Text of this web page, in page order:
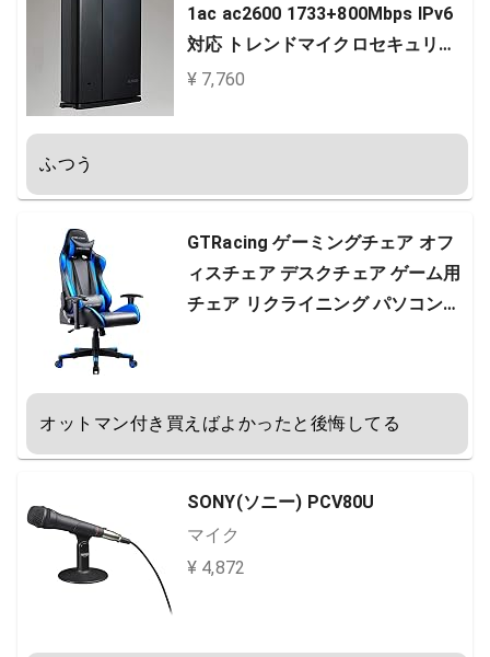
1ac ac2600 1733+800Mbps IPv6
対応 トレンドマイクロセキュリテ
ィ 3階建/4LDK デュアルバンド WR
¥ 7,760
ふつう
GTRacing ゲーミングチェア オフ
ィスチェア デスクチェア ゲーム用
チェア リクライニング パソコンチ
整機能 PUレザー ブルー (GT002-B
ULE)
オットマン付き買えばよかったと後悔してる
SONY(ソニー) PCV80U
マイク
¥ 4,872